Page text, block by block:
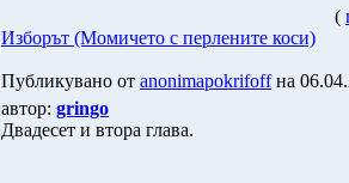
(
Изборът (Момичето с перлените коси)
Публикувано от anonimapokrifoffна
автор: gringo
Двадесет и втора глава.